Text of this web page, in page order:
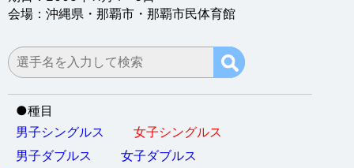
期日：2005年11月4～6日
●種目
男子シングルス
女子シングルス